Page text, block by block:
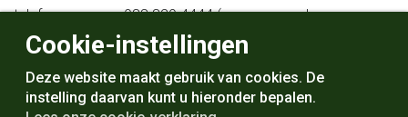
telefoonnummer088 829 4444(vragen naar de
aandachtsfunctionaris) of u kunt een e-mailbericht sturen
Cookie-instellingen
Deze website maakt gebruik van cookies. De
instelling daarvan kunt u hieronder bepalen.